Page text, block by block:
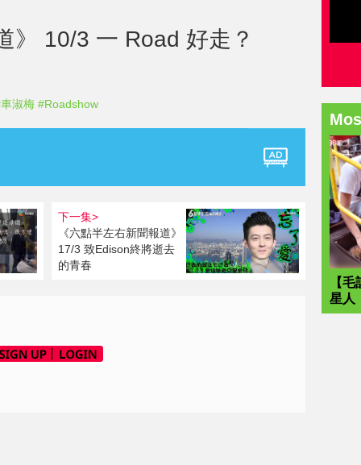
》 10/3 一 Road 好走？
淑梅 #Roadshow
下一集>
《六點半左右新聞報道》
17/3 致Edison終將逝去
的青春
【
星人